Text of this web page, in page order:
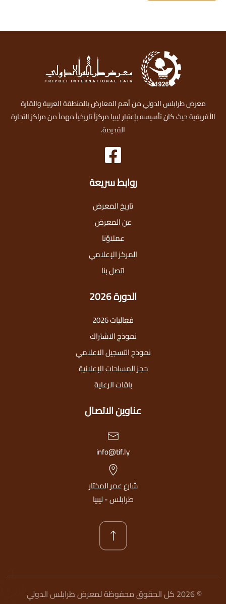
معرض طرابلس الدولي من أهم المعارض بالمنطقة العربية والقارة
الأفريقية حيث كان تأسيسه بإعتبار ليبيا مركزاً تاريخياً مهماً من مراكز التجارة
القديمة.
روابط سريعة
تاريخ المعرض
عن المعرض
عملاؤنا
المركز الإعلامي
اتصل بنا
الدورة 2026
فعاليات 2026
نموذج الاشتراك
نموذج التسجيل الاعلامي
حجز المساحات الإعلانية
باقات الرعاية
عناوين الاتصال
info@tif.ly
شارع عمر المختار
طرابلس - ليبيا
©
2026 كل الحقوق محفوظة لمعرض طرابلس الدولي